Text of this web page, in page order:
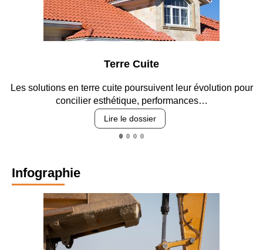
Une terrasse
ensoleillée
Une maison
patio
Au coeur du
projet : un
Cuisine
ouuverte
Salon
Terre Cuite
Les solutions en terre cuite poursuivent leur évolution pour
concilier esthétique, performances…
Lire le dossier
Infographie